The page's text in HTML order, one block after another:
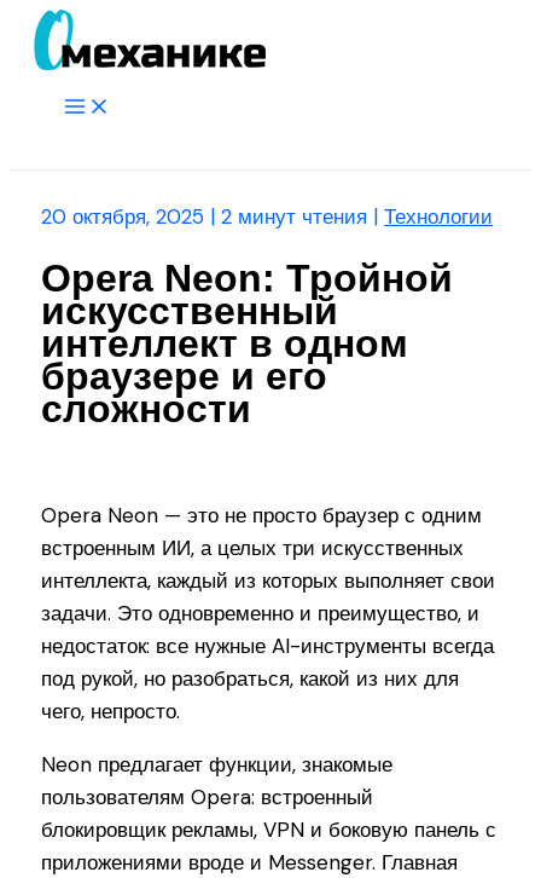
Перейти
Main
20 октября, 2025 |2 минут чтения |Технологии
Opera Neon: Тройной
искусственный
интеллект в одном
браузере и его
сложности
Opera Neon — это не просто браузер с одним
встроенным ИИ, а целых три искусственных
интеллекта, каждый из которых выполняет свои
задачи. Это одновременно и преимущество, и
недостаток: все нужные AI-инструменты всегда
под рукой, но разобраться, какой из них для
чего, непросто.
Neon предлагает функции, знакомые
пользователям Opera: встроенный
блокировщик рекламы, VPN и боковую панель с
приложениями вроде и Messenger. Главная